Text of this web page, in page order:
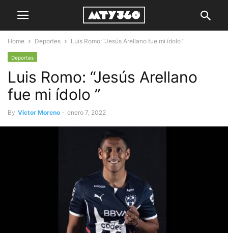
Home Deportes Luis Romo: “Jesús Arellano fue mi ídolo ”
Deportes
Luis Romo: “Jesús Arellano
fue mi ídolo ”
By Víctor Moreno - enero 7, 2022